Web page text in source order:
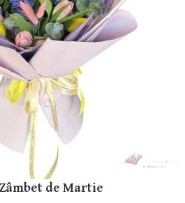
de Martie